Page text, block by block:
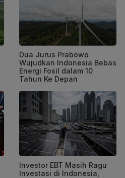
Dua Jurus Prabowo
Wujudkan Indonesia Bebas
Energi Fosil dalam 10
Tahun Ke Depan
Investor EBT Masih Ragu
Investasi di Indonesia,